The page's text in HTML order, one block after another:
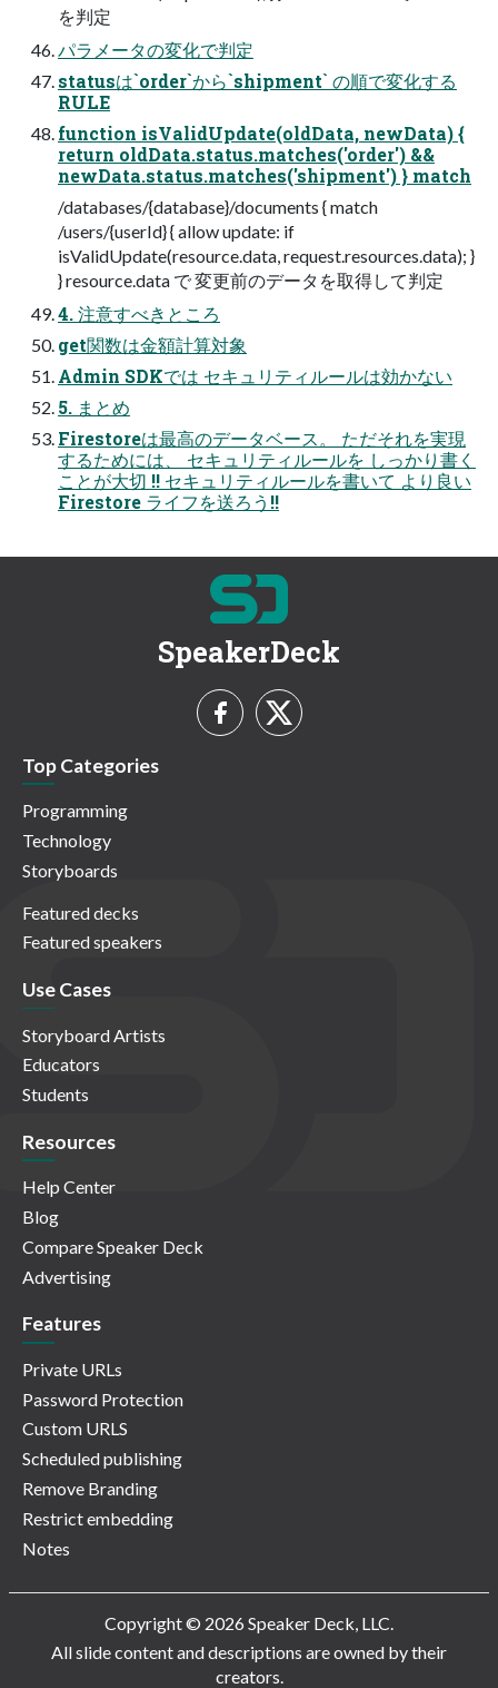
を判定
パラメータの変化で判定
statusは`order`から`shipment` の順で変化する
RULE
function isValidUpdate(oldData, newData) {
return oldData.status.matches('order') &&
newData.status.matches('shipment') } match
/databases/{database}/documents { match
/users/{userId} { allow update: if
isValidUpdate(resource.data, request.resources.data); }
} resource.data で 変更前のデータを取得して判定
4. 注意すべきところ
get関数は金額計算対象
Admin SDKでは セキュリティルールは効かない
5. まとめ
Firestoreは最高のデータベース。 ただそれを実現
するためには、 セキュリティルールを しっかり書く
ことが大切 !! セキュリティルールを書いて より良い
Firestore ライフを送ろう!!
SpeakerDeck
Top Categories
Programming
Technology
Storyboards
Featured decks
Featured speakers
Use Cases
Storyboard Artists
Educators
Students
Resources
Help Center
Blog
Compare Speaker Deck
Advertising
Features
Private URLs
Password Protection
Custom URLS
Scheduled publishing
Remove Branding
Restrict embedding
Notes
Copyright © 2026 Speaker Deck, LLC.
All slide content and descriptions are owned by their
creators.